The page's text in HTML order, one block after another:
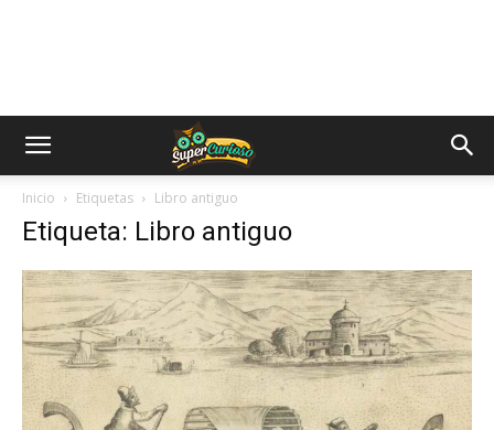
Inicio Etiquetas Libro antiguo
Etiqueta: Libro antiguo